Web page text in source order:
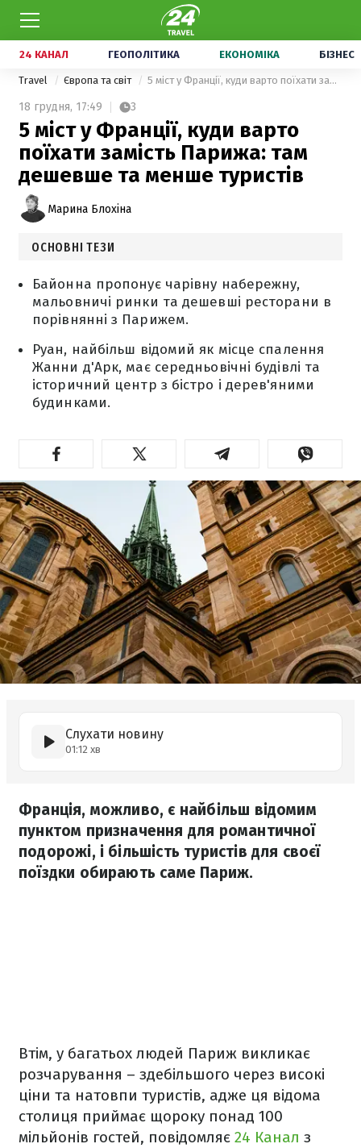
24 КАНАЛ ГЕОПОЛІТИКА ЕКОНОМІКА БІЗНЕС
Travel Європа та світ 5 міст у Франції, куди варто поїхати замість Парижа: там дешевше та менше туристів
18 грудня, 17:49 3
5 міст у Франції, куди варто
поїхати замість Парижа: там
дешевше та менше туристів
Марина Блохіна
ОСНОВНІ ТЕЗИ
Байонна пропонує чарівну набережну,
мальовничі ринки та дешевші ресторани в
порівнянні з Парижем.
Руан, найбільш відомий як місце спалення
Жанни д'Арк, має середньовічні будівлі та
історичний центр з бістро і дерев'яними
будинками.
Слухати новину
01:12 хв
Франція, можливо, є найбільш відомим
пунктом призначення для романтичної
подорожі, і більшість туристів для своєї
поїздки обирають саме Париж.
Втім, у багатьох людей Париж викликає
розчарування – здебільшого через високі
ціни та натовпи туристів, адже ця відома
столиця приймає щороку понад 100
мільйонів гостей, повідомляє 24 Канал з